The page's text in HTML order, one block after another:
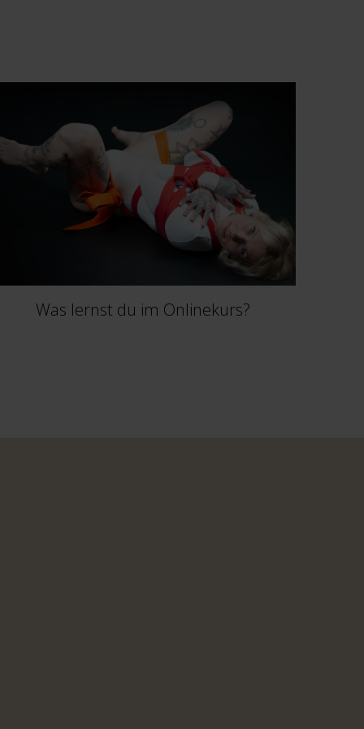
Was lernst du im Onlinekurs?